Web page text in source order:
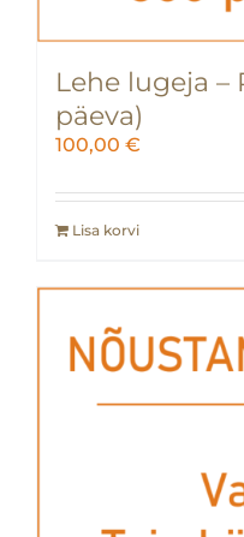
Lehe lugeja –
päeva)
100,00 €
Lisa korvi